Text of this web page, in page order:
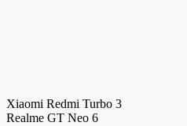
Xiaomi Redmi Turbo 3
Realme GT Neo 6